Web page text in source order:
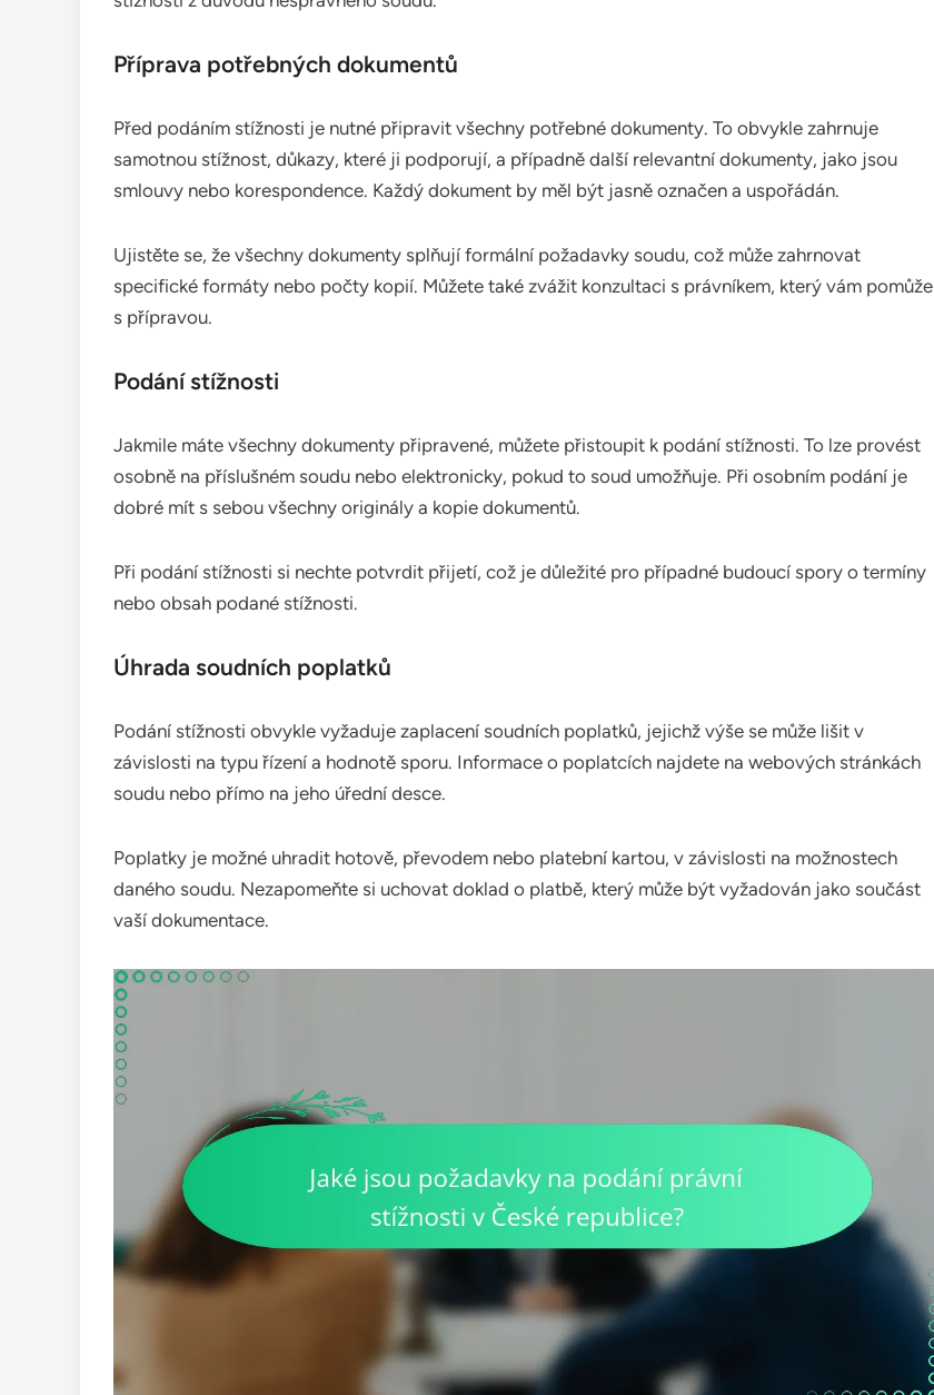
Příprava potřebných dokumentů
Před podáním stížnosti je nutné připravit všechny potřebné dokumenty. To obvykle zahrnuje
samotnou stížnost, důkazy, které ji podporují, a případně další relevantní dokumenty, jako jsou
smlouvy nebo korespondence. Každý dokument by měl být jasně označen a uspořádán.
Ujistěte se, že všechny dokumenty splňují formální požadavky soudu, což může zahrnovat
specifické formáty nebo počty kopií. Můžete také zvážit konzultaci s právníkem, který vám pomůže
s přípravou.
Podání stížnosti
Jakmile máte všechny dokumenty připravené, můžete přistoupit k podání stížnosti. To lze provést
osobně na příslušném soudu nebo elektronicky, pokud to soud umožňuje. Při osobním podání je
dobré mít s sebou všechny originály a kopie dokumentů.
Při podání stížnosti si nechte potvrdit přijetí, což je důležité pro případné budoucí spory o termíny
nebo obsah podané stížnosti.
Úhrada soudních poplatků
Podání stížnosti obvykle vyžaduje zaplacení soudních poplatků, jejichž výše se může lišit v
závislosti na typu řízení a hodnotě sporu. Informace o poplatcích najdete na webových stránkách
soudu nebo přímo na jeho úřední desce.
Poplatky je možné uhradit hotově, převodem nebo platební kartou, v závislosti na možnostech
daného soudu. Nezapomeňte si uchovat doklad o platbě, který může být vyžadován jako součást
vaší dokumentace.